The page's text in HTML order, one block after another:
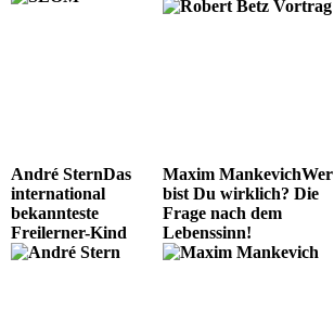
André SternDas
international
bekannteste
Freilerner-Kind
Maxim MankevichWer
bist Du wirklich? Die
Frage nach dem
Lebenssinn!